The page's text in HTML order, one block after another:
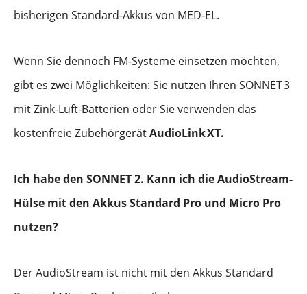
bisherigen Standard‑Akkus von MED‑EL.
Wenn Sie dennoch FM-Systeme einsetzen möchten,
gibt es zwei Möglichkeiten: Sie nutzen Ihren SONNET3
mit Zink-Luft-Batterien oder Sie verwenden das
kostenfreie ZubehörgerätAudioLinkXT.
Ich habe den SONNET 2. Kann ich die AudioStream-
Hülse mit den Akkus Standard Pro und Micro Pro
nutzen?
Der AudioStream ist nicht mit den Akkus Standard